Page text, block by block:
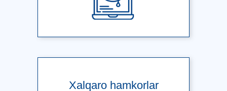
Xalqaro hamkorlar